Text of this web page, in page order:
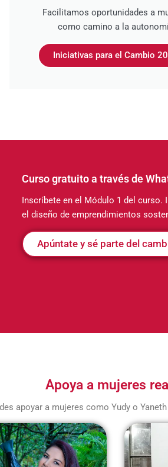
Facilitamos oportunidades a
como camino a la
Iniciativas para el Cambio
Curso gratuito a través de
Inscríbete en el Módulo 1 del curso.
el diseño de emprendimientos
Apúntate y sé parte del
Apoya a mujeres
apoyar a mujeres como Yudy o